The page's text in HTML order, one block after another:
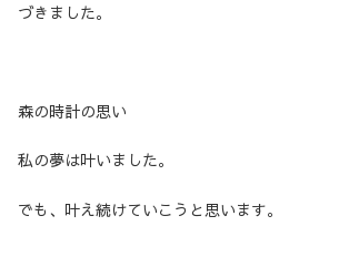
づきました。
森の時計の思い
私の夢は叶いました。
でも、叶え続けていこうと思います。